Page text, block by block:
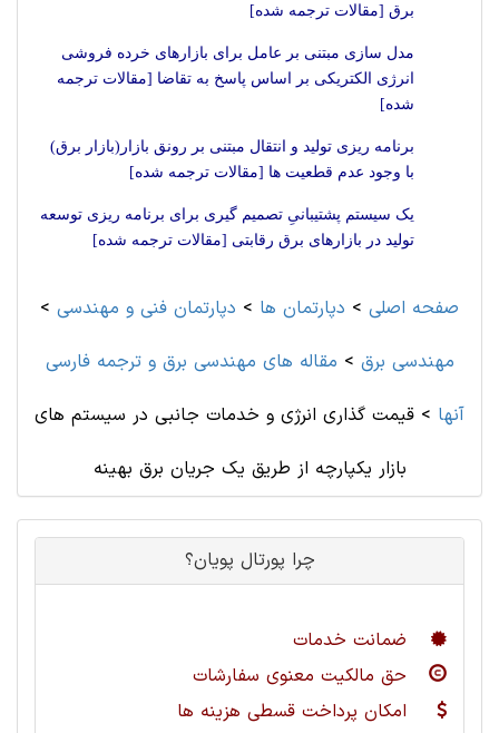
برق [مقالات ترجمه شده]
مدل سازی مبتنی بر عامل برای بازارهای خرده فروشی
انرژی الکتریکی بر اساس پاسخ به تقاضا [مقالات ترجمه
شده]
برنامه ریزی تولید و انتقال مبتنی بر رونق بازار(بازار برق)
با وجود عدم قطعیت ها [مقالات ترجمه شده]
یک سیستم پشتیبانیِ تصمیم گیری برای برنامه ریزی توسعه
تولید در بازارهای برق رقابتی [مقالات ترجمه شده]
صفحه اصلی > دپارتمان ها > دپارتمان فنی و مهندسی >
مهندسی برق > مقاله های مهندسی برق و ترجمه فارسی
آنها > قیمت گذاری انرژی و خدمات جانبی در سیستم های
بازار یکپارچه از طریق یک جریان برق بهینه
چرا پورتال پویان؟
ضمانت خدمات
حق مالکیت معنوی سفارشات
امکان پرداخت قسطی هزینه ها